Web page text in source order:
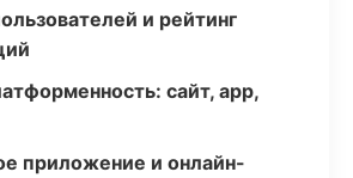
и рейтинг
сайт, app,
приложение и онлайн-